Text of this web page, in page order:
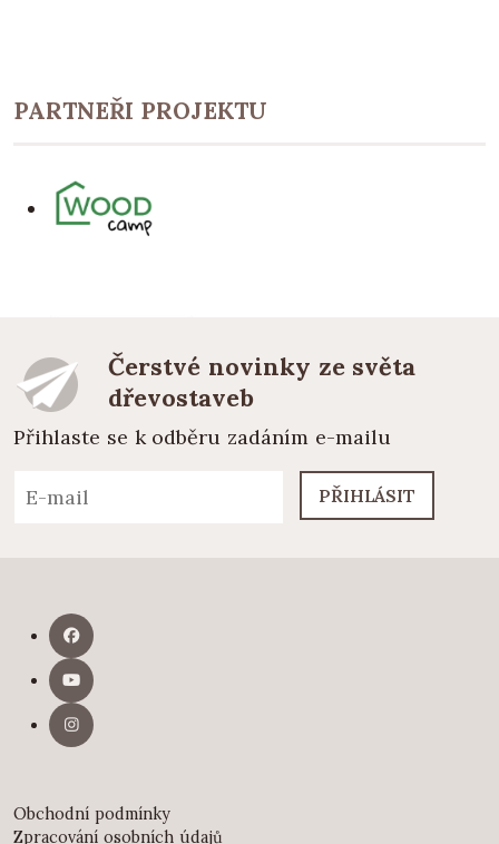
PARTNEŘI PROJEKTU
Čerstvé novinky ze světa
dřevostaveb
Přihlaste se k odběru zadáním e-mailu
PŘIHLÁSIT
Obchodní podmínky
Zpracování osobních údajů